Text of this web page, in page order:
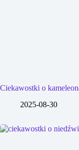
Ciekawostki o
2025-08-30